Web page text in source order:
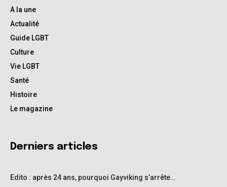
A la une
Actualité
Guide LGBT
Culture
Vie LGBT
Santé
Histoire
Le magazine
Derniers articles
Edito : après 24 ans, pourquoi Gayviking s’arrête…